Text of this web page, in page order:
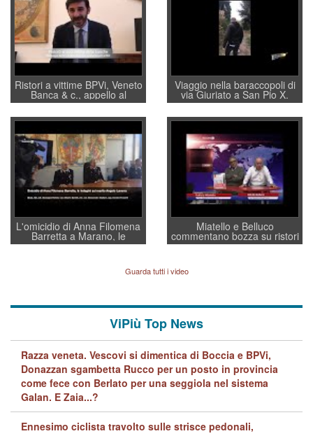
Ristori a vittime BPVi, Veneto
Banca & c., appello al
sottosegretario Alessio
Villarosa: per mettere ordine
convochi con Di Maio CNCU
a supporto della cabina di
regia al Mef
Viaggio nella baraccopoli di
via Giuriato a San Pio X.
Vicenza ai Vicentini: “faremo
un regalo di Natale ai
residenti”
L'omicidio di Anna Filomena
Barretta a Marano, le
indagini dei carabinieri di
quelle di... Barbara D'Urso
Miatello e Belluco
commentano bozza su ristori
BPVi e Veneto Banca
Guarda tutti i video
ViPiù Top News
Razza veneta. Vescovi si dimentica di Boccia e BPVi,
Donazzan sgambetta Rucco per un posto in provincia
come fece con Berlato per una seggiola nel sistema
Galan. E Zaia...?
Ennesimo ciclista travolto sulle strisce pedonali,